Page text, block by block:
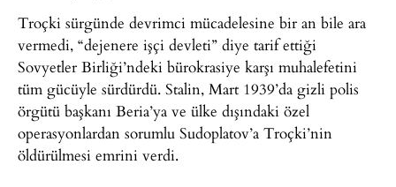
Troçki sürgünde devrimci mücadelesine bir an bile ara
vermedi, “dejenere işçi devleti” diye tarif ettiği
Sovyetler Birliği’ndeki bürokrasiye karşı muhalefetini
tüm gücüyle sürdürdü. Stalin, Mart 1939’da gizli polis
örgütü başkanı Beria’ya ve ülke dışındaki özel
operasyonlardan sorumlu Sudoplatov’a Troçki’nin
öldürülmesi emrini verdi.